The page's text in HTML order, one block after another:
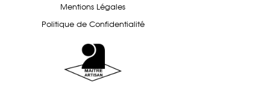
Mentions Légales
Politique de Confidentialité